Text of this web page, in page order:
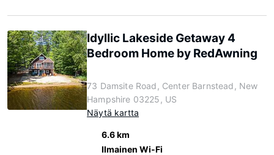
Idyllic Lakeside Getaway 4
Bedroom Home by RedAwning
73 Damsite Road, Center Barnstead, New
Hampshire 03225, US
Näytä kartta
6.6 km
Ilmainen Wi-Fi